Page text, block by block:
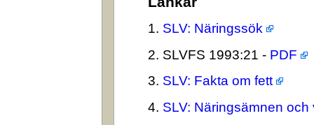
1. SLV: Näringssök
2. SLVFS 1993:21 - PDF
3. SLV: Fakta om fett
4. SLV: Näringsämnen och